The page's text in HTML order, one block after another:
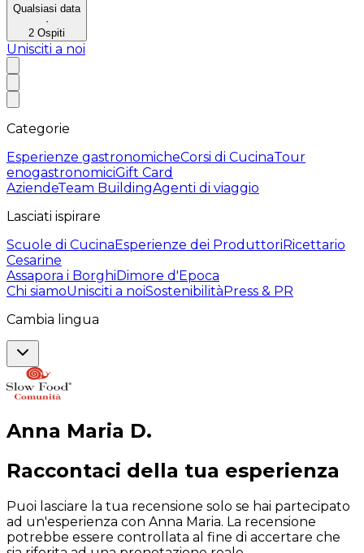
Qualsiasi data
·
2 Ospiti
Unisciti a noi
Categorie
Esperienze gastronomicheCorsi di CucinaTour
enogastronomiciGift Card
AziendeTeam BuildingAgenti di viaggio
Lasciati ispirare
Scuole di CucinaEsperienze dei ProduttoriRicettario
Cesarine
Assapora i BorghiDimore d'Epoca
Chi siamoUnisciti a noiSostenibilitàPress & PR
Cambia lingua
Anna Maria D.
Raccontaci della tua esperienza
Puoi lasciare la tua recensione solo se hai partecipato
ad un'esperienza con Anna Maria. La recensione
potrebbe essere controllata al fine di accertare che